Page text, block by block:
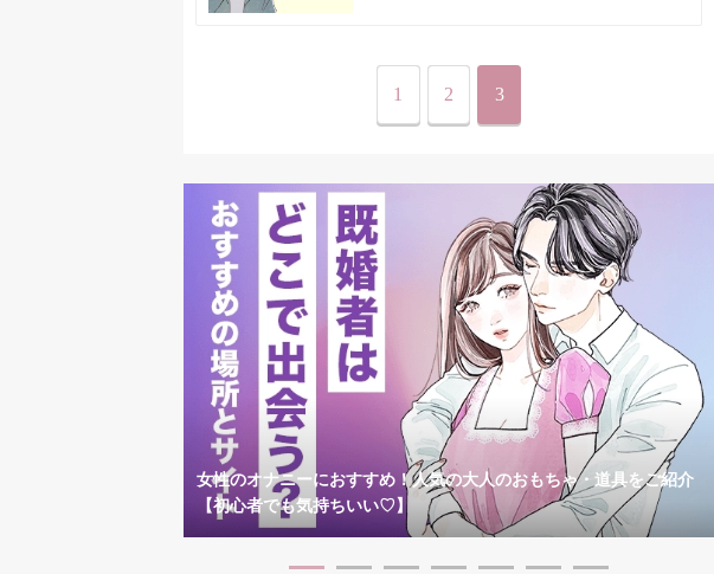
1 2 3
女性のオナニーにおすすめ！人気の大人のおもちゃ・道具をご紹介
【初心者でも気持ちいい♡】